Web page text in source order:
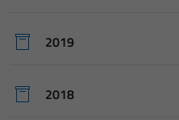
2019
2018